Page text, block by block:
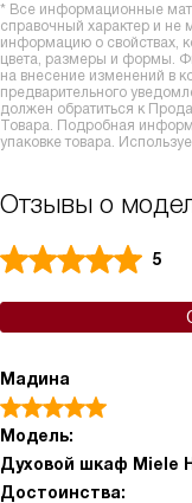
* Все информационные
справочный характер и не
информацию о свойствах,
цвета, размеры и формы.
на внесение изменений в
предварительного
должен обратиться к
Товара. Подробная
упаковке товара.
Отзывы о
5
Мадина
Модель:
Духовой шкаф Miele H
Достоинства: